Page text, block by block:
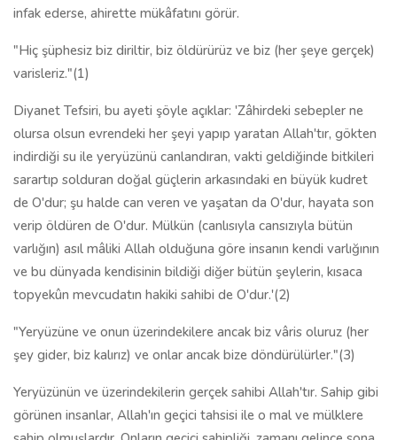
infak ederse, ahirette mükâfatını görür.
"Hiç şüphesiz biz diriltir, biz öldürürüz ve biz (her şeye gerçek)
varisleriz."(1)
Diyanet Tefsiri, bu ayeti şöyle açıklar: 'Zâhirdeki sebepler ne
olursa olsun evrendeki her şeyi yapıp yaratan Allah'tır, gökten
indirdiği su ile yeryüzünü canlandıran, vakti geldiğinde bitkileri
sarartıp solduran doğal güçlerin arkasındaki en büyük kudret
de O'dur; şu halde can veren ve yaşatan da O'dur, hayata son
verip öldüren de O'dur. Mülkün (canlısıyla cansızıyla bütün
varlığın) asıl mâliki Allah olduğuna göre insanın kendi varlığının
ve bu dünyada kendisinin bildiği diğer bütün şeylerin, kısaca
topyekûn mevcudatın hakiki sahibi de O'dur.'(2)
"Yeryüzüne ve onun üzerindekilere ancak biz vâris oluruz (her
şey gider, biz kalırız) ve onlar ancak bize döndürülürler."(3)
Yeryüzünün ve üzerindekilerin gerçek sahibi Allah'tır. Sahip gibi
görünen insanlar, Allah'ın geçici tahsisi ile o mal ve mülklere